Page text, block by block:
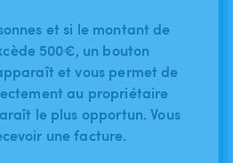
et si le montant de
500€, un bouton
et vous permet de
au propriétaire
le plus opportun. Vous
une facture.